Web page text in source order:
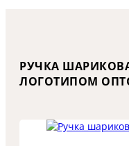
РУЧКА
ЛОГОТИПОМ